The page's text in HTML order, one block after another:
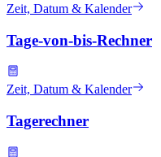
Zeit, Datum & Kalender
Tage-von-bis-Rechner
Zeit, Datum & Kalender
Tagerechner